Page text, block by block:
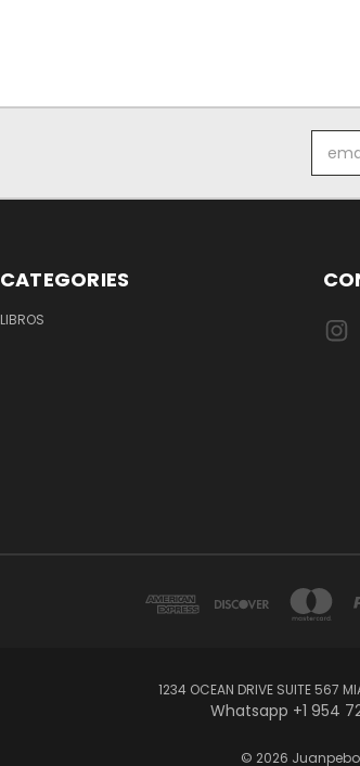
CATEGORIES
LIBROS
1234 OCEAN DRIVE SUITE 567
Whatsapp +1 954
© 2026